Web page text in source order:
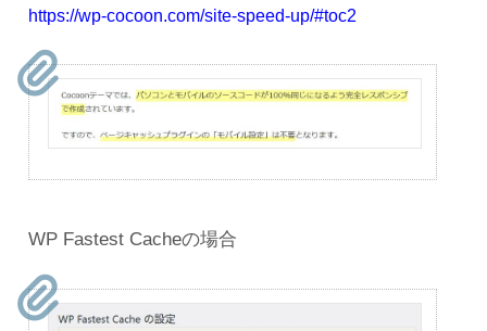
https://wp-cocoon.com/site-speed-up/#toc2
WP Fastest Cacheの場合